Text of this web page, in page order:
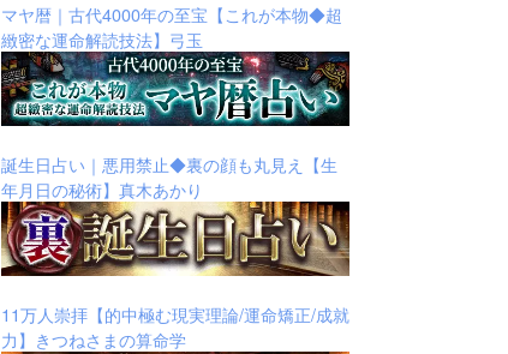
マヤ暦｜古代4000年の至宝【これが本物◆超
緻密な運命解読技法】弓玉
誕生日占い｜悪用禁止◆裏の顔も丸見え【生
年月日の秘術】真木あかり
11万人崇拝【的中極む現実理論/運命矯正/成就
力】きつねさまの算命学